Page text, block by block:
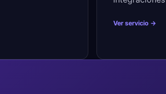
Ver servicio →